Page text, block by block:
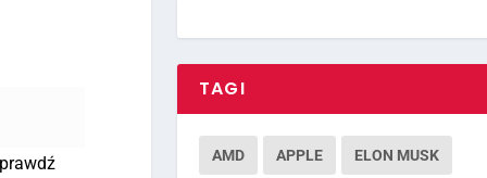
TAGI
AMD APPLE ELON MUSK